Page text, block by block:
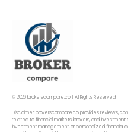
© 2026 brokerscompare.co | All Rights Reserved
Disclaimer: brokerscompare.co provides reviews,
related to financial markets, brokers, and
investment management, or personalized financial